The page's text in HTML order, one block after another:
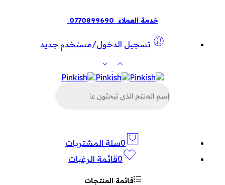
خدمة العملاء 0770899690
تسجيل الدخول/مستخدم جديد
عن
0سلة المشتريات
0قائمة الرغبات
قائمة المنتجات